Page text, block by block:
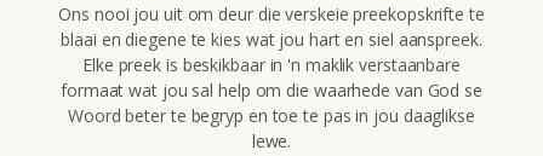
Ons nooi jou uit om deur die verskeie preekopskrifte te
blaai en diegene te kies wat jou hart en siel aanspreek.
Elke preek is beskikbaar in 'n maklik verstaanbare
formaat wat jou sal help om die waarhede van God se
Woord beter te begryp en toe te pas in jou daaglikse
lewe.